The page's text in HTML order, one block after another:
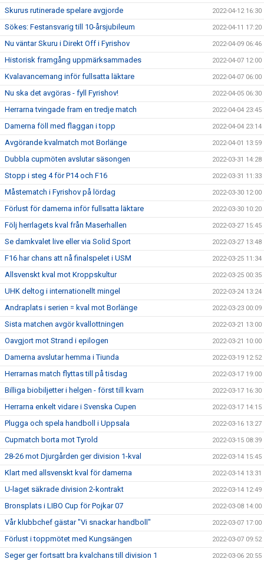
Skurus rutinerade spelare avgjorde 2022-04-12 16:30
Sökes: Festansvarig till 10-årsjubileum 2022-04-11 17:20
Nu väntar Skuru i Direkt Off i Fyrishov 2022-04-09 06:46
Historisk framgång uppmärksammades 2022-04-07 12:00
Kvalavancemang inför fullsatta läktare 2022-04-07 06:00
Nu ska det avgöras - fyll Fyrishov! 2022-04-05 06:30
Herrarna tvingade fram en tredje match 2022-04-04 23:45
Damerna föll med flaggan i topp 2022-04-04 23:14
Avgörande kvalmatch mot Borlänge 2022-04-01 13:59
Dubbla cupmöten avslutar säsongen 2022-03-31 14:28
Stopp i steg 4 för P14 och F16 2022-03-31 11:33
Måstematch i Fyrishov på lördag 2022-03-30 12:00
Förlust för damerna inför fullsatta läktare 2022-03-30 10:20
Följ herrlagets kval från Maserhallen 2022-03-27 15:45
Se damkvalet live eller via Solid Sport 2022-03-27 13:48
F16 har chans att nå finalspelet i USM 2022-03-25 11:34
Allsvenskt kval mot Kroppskultur 2022-03-25 00:35
UHK deltog i internationellt mingel 2022-03-24 13:24
Andraplats i serien = kval mot Borlänge 2022-03-23 00:09
Sista matchen avgör kvallottningen 2022-03-21 13:00
Oavgjort mot Strand i epilogen 2022-03-21 10:00
Damerna avslutar hemma i Tiunda 2022-03-19 12:52
Herrarnas match flyttas till på tisdag 2022-03-17 19:00
Billiga biobiljetter i helgen - först till kvarn 2022-03-17 16:30
Herrarna enkelt vidare i Svenska Cupen 2022-03-17 14:15
Plugga och spela handboll i Uppsala 2022-03-16 13:27
Cupmatch borta mot Tyrold 2022-03-15 08:39
28-26 mot Djurgården ger division 1-kval 2022-03-14 15:45
Klart med allsvenskt kval för damerna 2022-03-14 13:31
U-laget säkrade division 2-kontrakt 2022-03-14 12:49
Bronsplats i LIBO Cup för Pojkar 07 2022-03-08 14:00
Vår klubbchef gästar "Vi snackar handboll" 2022-03-07 17:00
Förlust i toppmötet med Kungsängen 2022-03-07 09:52
Seger ger fortsatt bra kvalchans till division 1 2022-03-06 20:55